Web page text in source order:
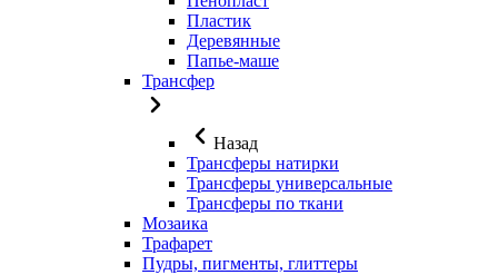
Пластик
Деревянные
Папье-маше
Трансфер
Назад
Трансферы натирки
Трансферы универсальные
Трансферы по ткани
Мозаика
Трафарет
Пудры, пигменты, глиттеры